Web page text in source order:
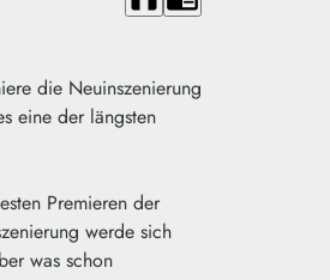
die Neuinszenierung
eine der längsten
Premieren der
werde sich
was schon